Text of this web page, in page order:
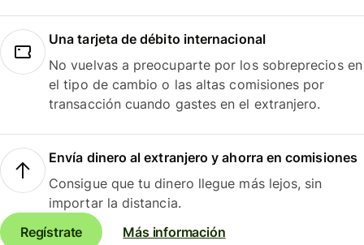
Una tarjeta de débito internacional
No vuelvas a preocuparte por los sobreprecios en
el tipo de cambio o las altas comisiones por
transacción cuando gastes en el extranjero.
Envía dinero al extranjero y ahorra en comisiones
Consigue que tu dinero llegue más lejos, sin
importar la distancia.
Regístrate
Más información